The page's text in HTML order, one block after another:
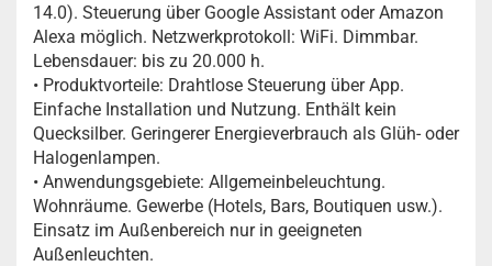
14.0). Steuerung über Google Assistant oder Amazon
Alexa möglich. Netzwerkprotokoll: WiFi. Dimmbar.
Lebensdauer: bis zu 20.000 h.
• Produktvorteile: Drahtlose Steuerung über App.
Einfache Installation und Nutzung. Enthält kein
Quecksilber. Geringerer Energieverbrauch als Glüh- oder
Halogenlampen.
• Anwendungsgebiete: Allgemeinbeleuchtung.
Wohnräume. Gewerbe (Hotels, Bars, Boutiquen usw.).
Einsatz im Außenbereich nur in geeigneten
Außenleuchten.